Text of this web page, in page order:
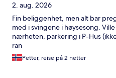
2. aug. 2026
Fin beliggenhet, men alt bar
med i svingene i høysesong.
nærheten, parkering i P-Hus
ran
Petter, reise på 2 netter